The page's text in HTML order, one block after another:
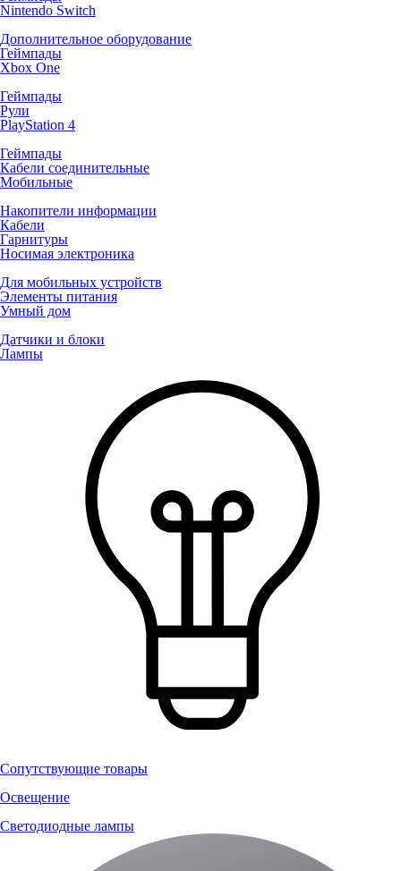
Nintendo Switch
Дополнительное оборудование
Геймпады
Xbox One
Геймпады
Рули
PlayStation 4
Геймпады
Кабели соединительные
Мобильные
Накопители информации
Кабели
Гарнитуры
Носимая электроника
Для мобильных устройств
Элементы питания
Умный дом
Датчики и блоки
Лампы
Сопутствующие товары
Освещение
Светодиодные лампы